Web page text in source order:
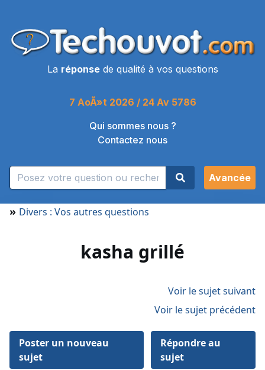
La réponsede qualité à vos questions
7 AoÃ»t 2026 / 24 Av 5786
Qui sommes nous ?
Contactez nous
Avancée
» Divers : Vos autres questions
kasha grillé
Voir le sujet suivant
Voir le sujet précédent
Poster un nouveau
sujet
Répondre au
sujet